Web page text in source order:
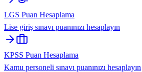
LGS Puan Hesaplama
Lise giriş sınavı puanınızı hesaplayın
KPSS Puan Hesaplama
Kamu personeli sınavı puanınızı hesaplayın